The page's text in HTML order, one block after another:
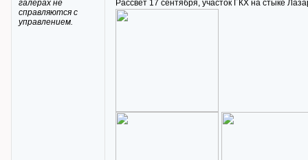
галерах не
справляются с
управлением.
Рассвет 17 сентября, участок ГКХ на стыке